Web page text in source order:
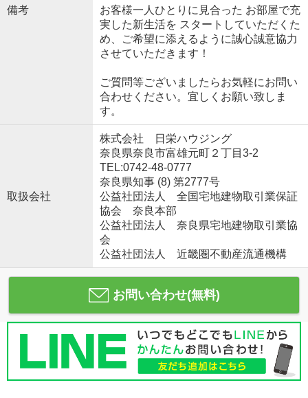
備考
お客様一人ひとりに見合った お部屋で充
実した新生活を スタートしていただくた
め、ご希望に添えるように誠心誠意協力
させていただきます！
ご質問等ございましたらお気軽にお問い
合わせください。宜しくお願い致しま
す。
取扱会社
株式会社 日栄ハウジング
奈良県奈良市富雄元町２丁目3-2
TEL:0742-48-0777
奈良県知事 (8) 第2777号
公益社団法人 全国宅地建物取引業保証
協会 奈良本部
公益社団法人 奈良県宅地建物取引業協
会
公益社団法人 近畿圏不動産流通機構
お問い合わせ(無料)